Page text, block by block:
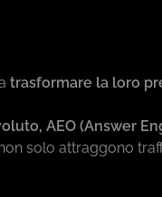
trasformare la loro
AEO (Answer
solo attraggono